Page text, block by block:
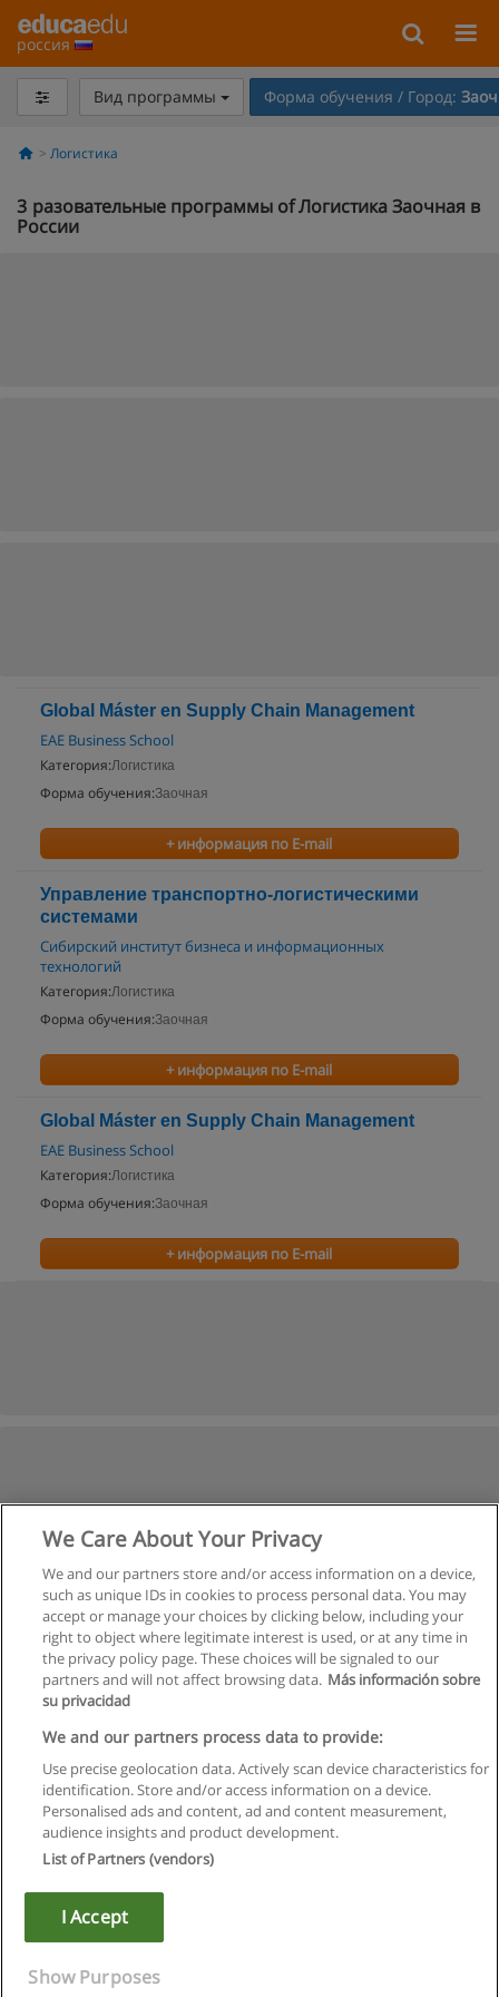
россия
Вид программы Форма обучения / Город:
Логистика
3 разовательные программы of Логистика Заочная в
России
Global Máster en Supply Chain Management
EAE Business School
Категория:Логистика
Форма обучения:Заочная
+ информация по E-mail
Управление транспортно-логистическими
системами
Сибирский институт бизнеса и информационных
технологий
Категория:Логистика
Форма обучения:Заочная
+ информация по E-mail
Global Máster en Supply Chain Management
EAE Business School
Категория:Логистика
Форма обучения:Заочная
+ информация по E-mail
Правила пользования
Конфиденциальность информации
Copyright © Educaedu Business S.L. - CIF : B-95610580: -
We Care About Your Privacy
We and our partners store and/or access information on a device,
such as unique IDs in cookies to process personal data. You may
accept or manage your choices by clicking below, including your
right to object where legitimate interest is used, or at any time in
the privacy policy page. These choices will be signaled to our
partners and will not affect browsing data. Más información sobre
su privacidad
We and our partners process data to provide:
Use precise geolocation data. Actively scan device characteristics for
identification. Store and/or access information on a device.
Personalised ads and content, ad and content measurement,
audience insights and product development.
List of Partners (vendors)
I Accept
Show Purposes